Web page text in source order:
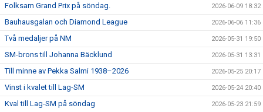
Folksam Grand Prix på söndag. 2026-06-09 18:32
Bauhausgalan och Diamond League 2026-06-06 11:36
Två medaljer på NM 2026-05-31 19:50
SM-brons till Johanna Bäcklund 2026-05-31 13:31
Till minne av Pekka Salmi 1938–2026 2026-05-25 20:17
Vinst i kvalet till Lag-SM 2026-05-24 20:40
Kval till Lag-SM på söndag 2026-05-23 21:59